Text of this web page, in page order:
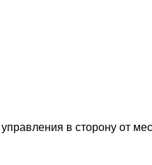
в сторону от